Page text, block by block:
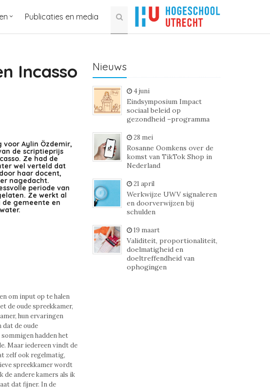
Publicaties en media
Incasso
voor Aylin Özdemir,
de scriptieprijs
Ze had de
wel verteld dat
haar docent,
nagedacht.
periode van
Ze werkt al
gemeente en
om input op te halen
de oude spreekkamer,
hun ervaringen
dat de oude
hadden het
Maar iedereen vindt de
zelf ook regelmatig,
spreekkamer wordt
andere kamers als ik
dat fijner. In de
Nieuws
4 juni
Eindsymposium Impact
sociaal beleid op
gezondheid –programma
28 mei
Rosanne Oomkens over de
komst van TikTok Shop in
Nederland
21 april
Werkwijze UWV signaleren
en doorverwijzen bij
schulden
19 maart
Validiteit, proportionaliteit,
doelmatigheid en
doeltreffendheid van
ophogingen